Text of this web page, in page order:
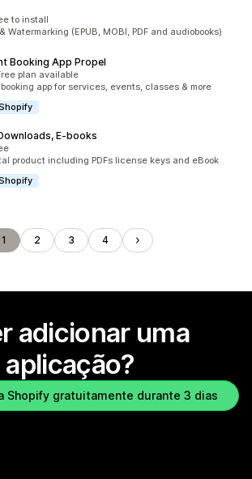
to install
Watermarking (EPUB, MOBI, PDF and audiobooks)
Booking App Propel
plan available
app for services, events, classes & more
E‑books
product including PDFs license keys and eBook
1 2 3 4
adicionar uma
aplicação?
Shopify gratuitamente durante 3 dias